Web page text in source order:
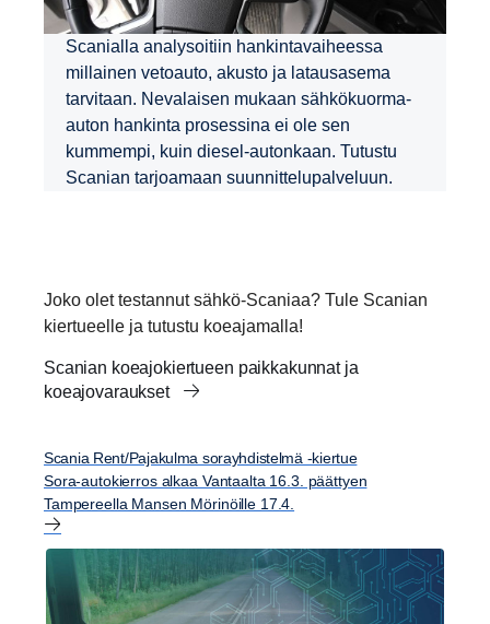
Scanialla analysoitiin hankintavaiheessa
millainen vetoauto, akusto ja latausasema
tarvitaan. Nevalaisen mukaan sähkökuorma-
auton hankinta prosessina ei ole sen
kummempi, kuin diesel-autonkaan. Tutustu
Scanian tarjoamaan suunnittelupalveluun.
Joko olet testannut sähkö-Scaniaa? Tule Scanian
kiertueelle ja tutustu koeajamalla!
Scanian koeajokiertueen paikkakunnat ja
koeajovaraukset
Scania Rent/Pajakulma sorayhdistelmä -kiertue
Sora-autokierros alkaa Vantaalta 16.3. päättyen
Tampereella Mansen Mörinöille 17.4.